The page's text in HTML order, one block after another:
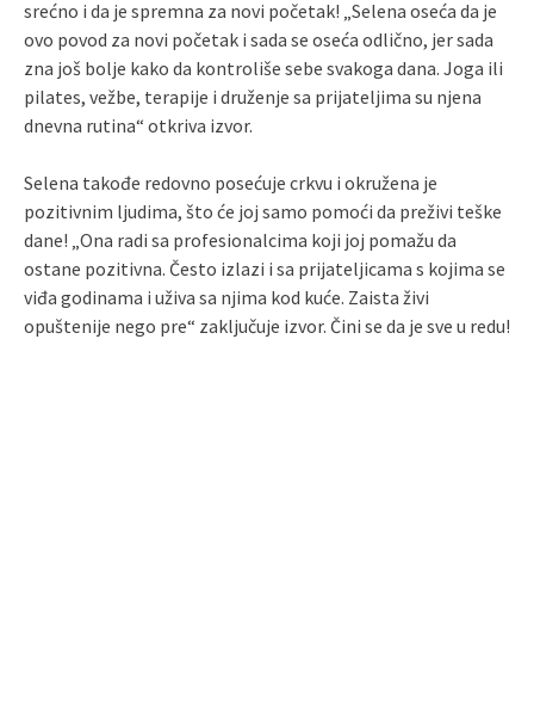
srećno i da je spremna za novi početak! „Selena oseća da je
ovo povod za novi početak i sada se oseća odlično, jer sada
zna još bolje kako da kontroliše sebe svakoga dana. Joga ili
pilates, vežbe, terapije i druženje sa prijateljima su njena
dnevna rutina“ otkriva izvor.
Selena takođe redovno posećuje crkvu i okružena je
pozitivnim ljudima, što će joj samo pomoći da preživi teške
dane! „Ona radi sa profesionalcima koji joj pomažu da
ostane pozitivna. Često izlazi i sa prijateljicama s kojima se
viđa godinama i uživa sa njima kod kuće. Zaista živi
opuštenije nego pre“ zaključuje izvor. Čini se da je sve u redu!